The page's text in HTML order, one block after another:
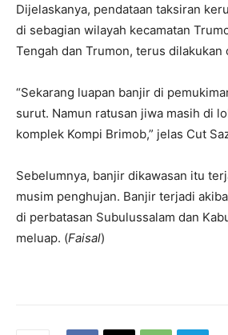
Dijelaskanya, pendataan taksiran
di sebagian wilayah kecamatan
Tengah dan Trumon, terus dilakukan
“Sekarang luapan banjir di
surut. Namun ratusan jiwa masih di
komplek Kompi Brimob,” jelas Cut
Sebelumnya, banjir dikawasan itu
musim penghujan. Banjir terjadi
di perbatasan Subulussalam dan
meluap. (Faisal)